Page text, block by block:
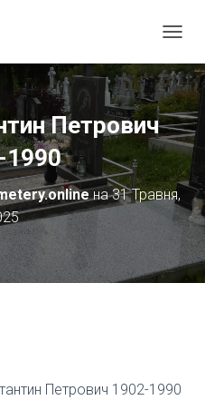
Е
Р
Е
М
К
Н
Т
И
І
Г
Петрович
1990
на31 Травня,
Петрович 1902-1990